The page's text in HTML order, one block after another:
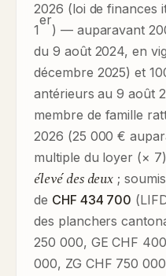
2026 (loi de finances
1
er
) — auparavant
du 9 août 2024, en
décembre 2025) et
antérieurs au 9 août
membre de famille
2026 (25 000 €
multiple du loyer (×
élevé des deux ;
de CHF 434 700
des planchers
250 000, GE CHF
000, ZG CHF 750